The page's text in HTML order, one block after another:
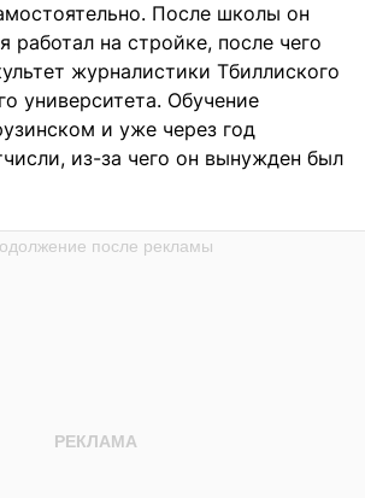
После школы он
работал на стройке, после чего
журналистики Тбиллиского
университета. Обучение
и уже через год
из-за чего он вынужден был